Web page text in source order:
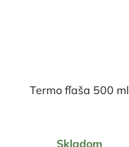
Termo fľaša 500 ml
Skladom